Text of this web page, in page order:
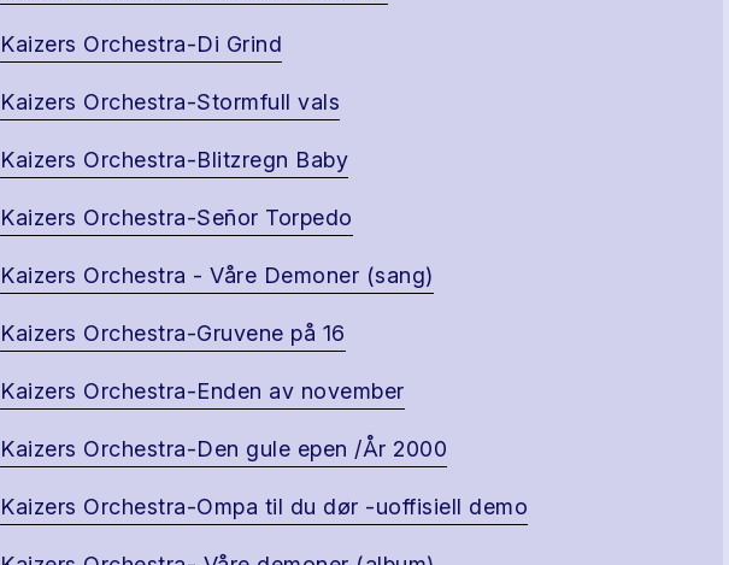
Kaizers Orchestra-Di Grind
Kaizers Orchestra-Stormfull vals
Kaizers Orchestra-Blitzregn Baby
Kaizers Orchestra-Señor Torpedo
Kaizers Orchestra - Våre Demoner (sang)
Kaizers Orchestra-Gruvene på 16
Kaizers Orchestra-Enden av november
Kaizers Orchestra-Den gule epen /År 2000
Kaizers Orchestra-Ompa til du dør -uoffisiell demo